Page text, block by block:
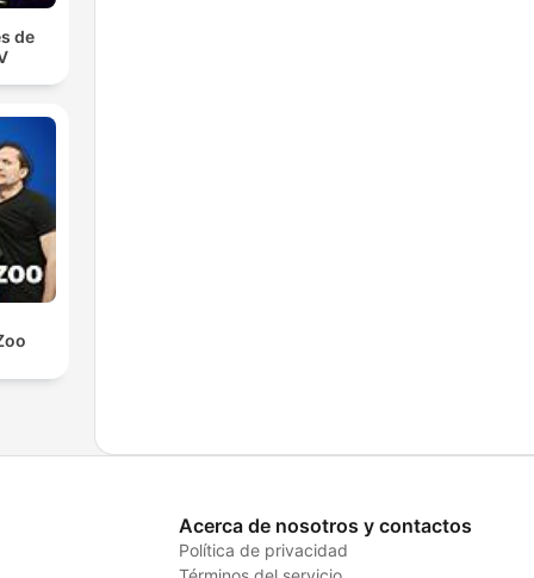
de
Acerca de nosotros y contactos
Política de privacidad